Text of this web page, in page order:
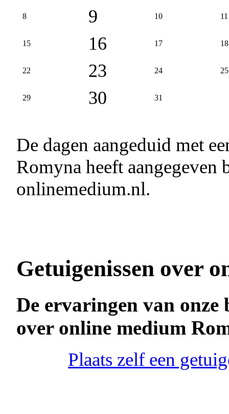
8 9 10 11
15 16 17 18
22 23 24 25
29 30 31
De dagen aangeduid met
Romyna heeft aangegeven
onlinemedium.nl.
Getuigenissen over
De ervaringen van onze
over online medium
Plaats zelf een